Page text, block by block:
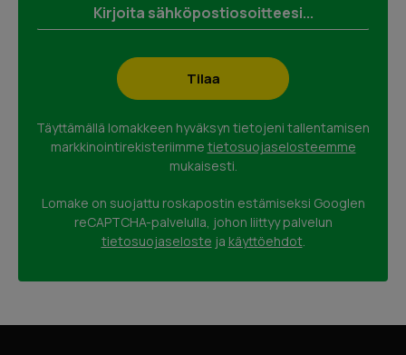
Täyttämällä lomakkeen hyväksyn tietojeni tallentamisen
markkinointirekisteriimme tietosuojaselosteemme
mukaisesti.
Lomake on suojattu roskapostin estämiseksi Googlen
reCAPTCHA-palvelulla, johon liittyy palvelun
tietosuojaseloste ja käyttöehdot.